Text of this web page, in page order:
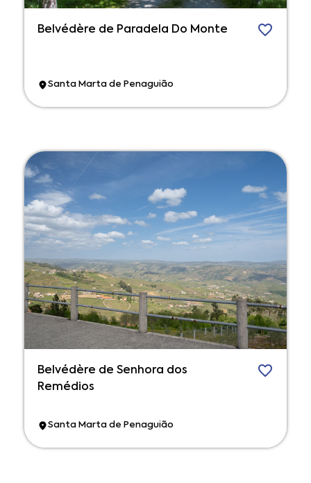
Belvédère de Paradela Do Monte
Santa Marta de Penaguião
Belvédère de Senhora dos
Remédios
Santa Marta de Penaguião